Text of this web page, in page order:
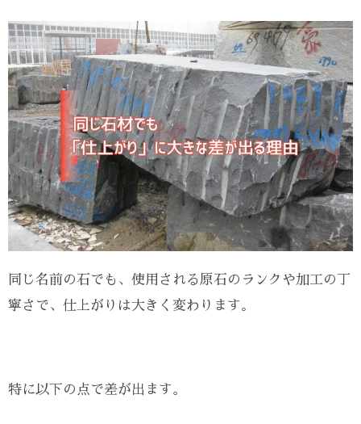
同じ名前の石でも、使用される原石のランクや加工の丁
寧さで、仕上がりは大きく変わります。
特に以下の点で差が出ます。